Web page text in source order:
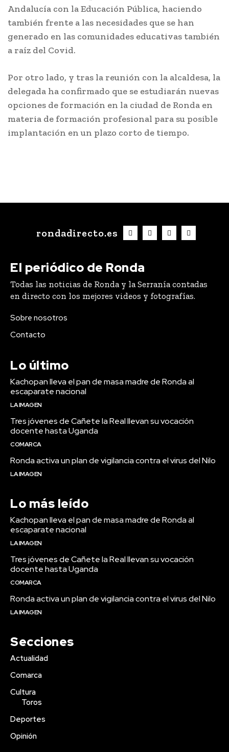
Andalucía con la Educación Pública, haciendo
también frente a las necesidades que se han
generado en las comunidades educativas también
a raíz del Covid.
Por otro lado, y tras la reunión con la alcaldesa, la
delegada ha confirmado que se estudiarán nuevas
opciones de formación en la ciudad de Ronda en
materia de formación profesional para su posible
implantación en un plazo corto de tiempo.
rondadirecto.es
El periódico de Ronda
Todas las noticias de Ronda y la Serranía contadas
en directo con los mejores videos y fotografías.
Sobre nosotros
Contacto
Lo último
Kachopan lleva el pan de masa madre de Ronda al
escaparate nacional
LA IMAGEN
Tres jóvenes de Cañete la Real llevan su vocación
docente hasta Uganda
COMARCA
Ronda activa un plan de vigilancia contra el virus del Nilo
LA IMAGEN
Lo más leído
Kachopan lleva el pan de masa madre de Ronda al
escaparate nacional
LA IMAGEN
Tres jóvenes de Cañete la Real llevan su vocación
docente hasta Uganda
COMARCA
Ronda activa un plan de vigilancia contra el virus del Nilo
LA IMAGEN
Secciones
Actualidad
Comarca
Cultura
Toros
Deportes
Opinión